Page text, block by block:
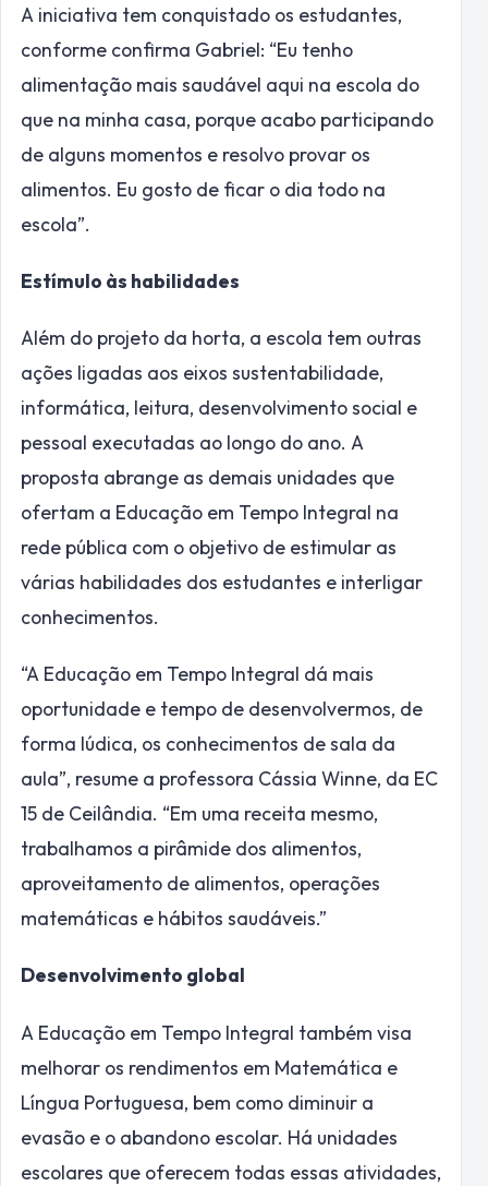
A iniciativa tem conquistado os estudantes,
conforme confirma Gabriel: “Eu tenho
alimentação mais saudável aqui na escola do
que na minha casa, porque acabo participando
de alguns momentos e resolvo provar os
alimentos. Eu gosto de ficar o dia todo na
escola”.
Estímulo às habilidades
Além do projeto da horta, a escola tem outras
ações ligadas aos eixos sustentabilidade,
informática, leitura, desenvolvimento social e
pessoal executadas ao longo do ano. A
proposta abrange as demais unidades que
ofertam a Educação em Tempo Integral na
rede pública com o objetivo de estimular as
várias habilidades dos estudantes e interligar
conhecimentos.
“A Educação em Tempo Integral dá mais
oportunidade e tempo de desenvolvermos, de
forma lúdica, os conhecimentos de sala da
aula”, resume a professora Cássia Winne, da EC
15 de Ceilândia. “Em uma receita mesmo,
trabalhamos a pirâmide dos alimentos,
aproveitamento de alimentos, operações
matemáticas e hábitos saudáveis.”
Desenvolvimento global
A Educação em Tempo Integral também visa
melhorar os rendimentos em Matemática e
Língua Portuguesa, bem como diminuir a
evasão e o abandono escolar. Há unidades
escolares que oferecem todas essas atividades,